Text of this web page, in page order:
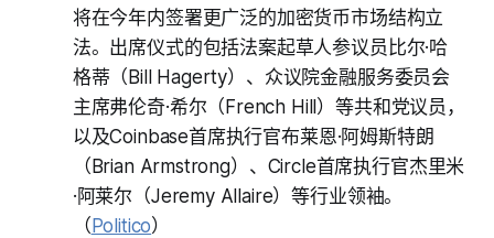
将在今年内签署更广泛的加密货币市场结构立
法。出席仪式的包括法案起草人参议员比尔·哈
格蒂（Bill Hagerty）、众议院金融服务委员会
主席弗伦奇·希尔（French Hill）等共和党议员，
以及Coinbase首席执行官布莱恩·阿姆斯特朗
（Brian Armstrong）、Circle首席执行官杰里米
·阿莱尔（Jeremy Allaire）等行业领袖。
（Politico）